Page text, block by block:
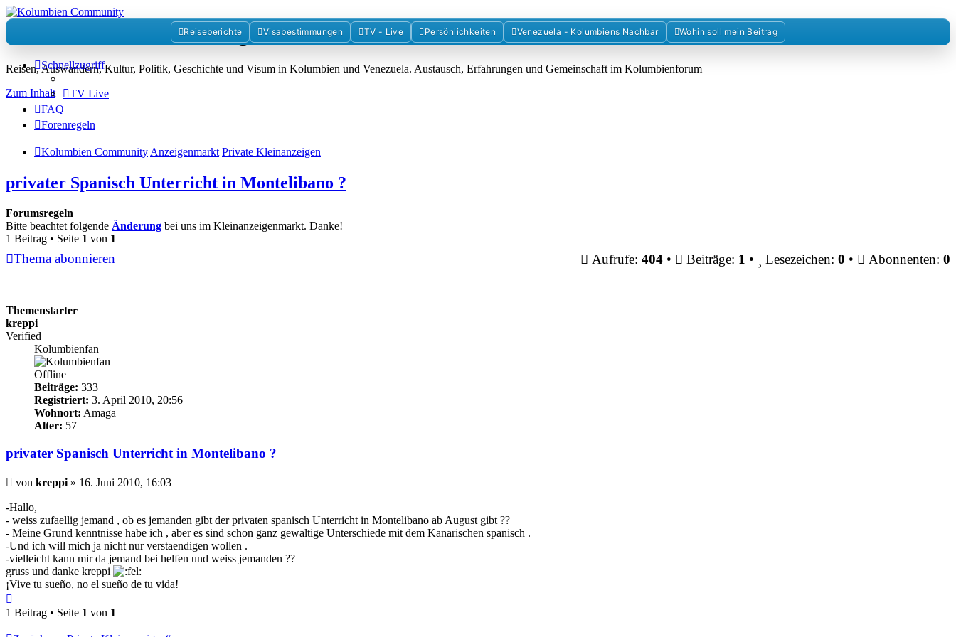
Kolumbienforum - Das grosse Forum der Freunde Kolumbiens
Reisen, Auswandern, Kultur, Politik, Geschichte und Visum in Kolumbien und Venezuela. Austausch, Erfahrungen und Gemeinschaft im Kolumbienforum
Zum Inhalt
Reiseberichte Visabestimmungen TV - Live Persönlichkeiten Venezuela - Kolumbiens Nachbar Wohin soll mein Beitrag
Schnellzugriff
TV Live
FAQ
Forenregeln
Kolumbien Community Anzeigenmarkt Private Kleinanzeigen
privater Spanisch Unterricht in Montelibano ?
Forumsregeln
Bitte beachtet folgende Änderung bei uns im Kleinanzeigenmarkt. Danke!
1 Beitrag • Seite 1 von 1
Thema abonnieren Aufrufe: 404 • Beiträge: 1 • Lesezeichen: 0 • Abonnenten: 0
Themenstarter
kreppi
Verified
Kolumbienfan
Offline
Beiträge: 333
Registriert: 3. April 2010, 20:56
Wohnort: Amaga
Alter: 57
privater Spanisch Unterricht in Montelibano ?
Beitrag
von kreppi » 16. Juni 2010, 16:03
-Hallo,
- weiss zufaellig jemand , ob es jemanden gibt der privaten spanisch Unterricht in Montelibano ab August gibt ??
- Meine Grund kenntnisse habe ich , aber es sind schon ganz gewaltige Unterschiede mit dem Kanarischen spanisch .
-Und ich will mich ja nicht nur verstaendigen wollen .
-vielleicht kann mir da jemand bei helfen und weiss jemanden ??
gruss und danke kreppi
¡Vive tu sueño, no el sueño de tu vida!
oben
1 Beitrag • Seite 1 von 1